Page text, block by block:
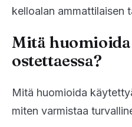
kelloalan ammattilaisen
Mitä
ostettaessa?
Mitä huomioida
miten varmistaa